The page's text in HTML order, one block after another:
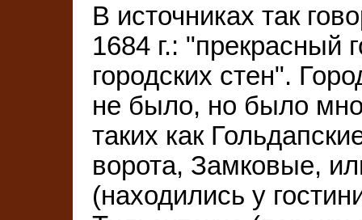
В источниках так
1684 г.: "прекрасный
городских стен".
не было, но было
таких как
ворота, Замковые,
(находились у